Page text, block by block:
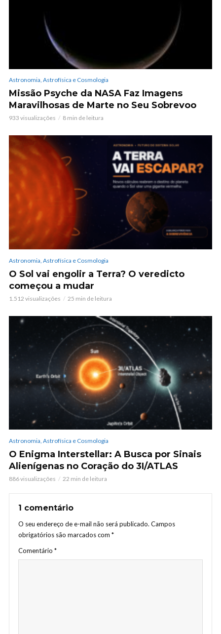
Astronomia, Astrofísica e Cosmologia
Missão Psyche da NASA Faz Imagens
Maravilhosas de Marte no Seu Sobrevoo
933 visualizações 8 min de leitura
Astronomia, Astrofísica e Cosmologia
O Sol vai engolir a Terra? O veredicto
começou a mudar
1.512 visualizações 25 min de leitura
Astronomia, Astrofísica e Cosmologia
O Enigma Interstellar: A Busca por Sinais
Alienígenas no Coração do 3I/ATLAS
886 visualizações 22 min de leitura
1 comentário
O seu endereço de e-mail não será publicado. Campos
obrigatórios são marcados com *
Comentário *